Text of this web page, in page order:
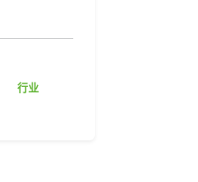
行业